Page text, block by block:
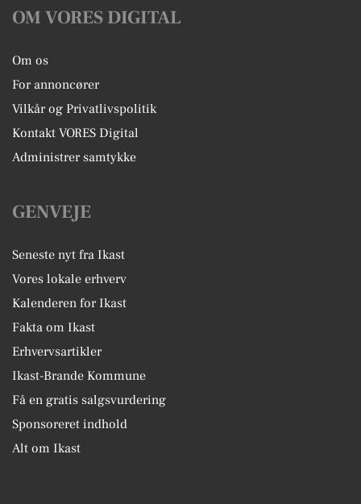
OM VORES DIGITAL
Om os
For annoncører
Vilkår og Privatlivspolitik
Kontakt VORES Digital
Administrer samtykke
GENVEJE
Seneste nyt fra Ikast
Vores lokale erhverv
Kalenderen for Ikast
Fakta om Ikast
Erhvervsartikler
Ikast-Brande Kommune
Få en gratis salgsvurdering
Sponsoreret indhold
Alt om Ikast